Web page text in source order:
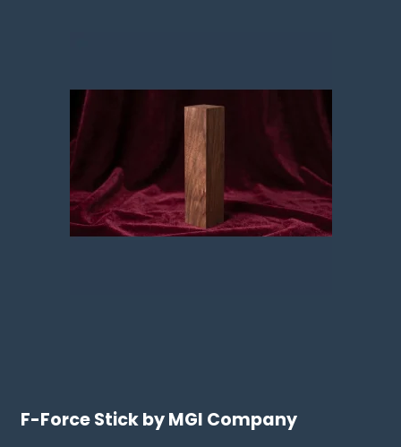
F-Force Stick by MGI Company